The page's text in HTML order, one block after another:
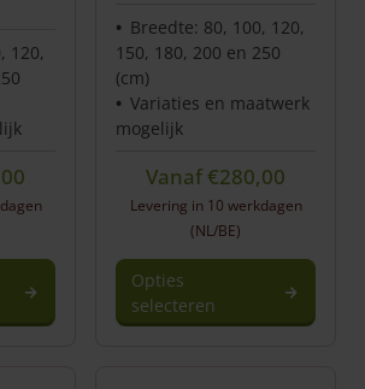
120,
Breedte: 80, 100, 120,
150, 180, 200 en 250
(cm)
Variaties en maatwerk
mogelijk
Vanaf€280,00
Levering in 10 werkdagen
(NL/BE)
Opties
selecteren